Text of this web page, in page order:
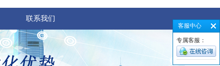
联系我们
客服中心
专属客服：